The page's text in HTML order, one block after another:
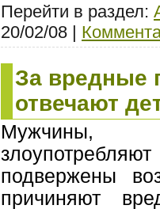
Перейти в раздел:
20/02/08 |
За вредные
отвечают
Мужчины,
подвержены
причиняют